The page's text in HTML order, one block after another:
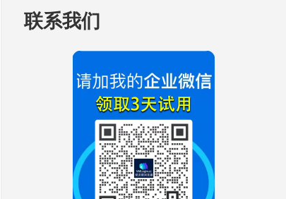
联系我们